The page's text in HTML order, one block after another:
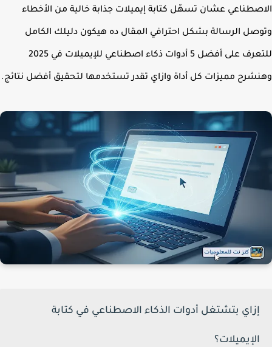
عشان تسهّل كتابة إيميلات جذابة خالية من الأخطاء
الرسالة بشكل احترافي المقال ده هيكون دليلك الكامل
للتعرف على أفضل 5 أدوات ذكاء اصطناعي للإيميلات في 2025
مميزات كل أداة وازاي تقدر تستخدمها لتحقيق أفضل نتائج.
إزاي بتشتغل أدوات الذكاء الاصطناعي في كتابة
الإيميلات؟